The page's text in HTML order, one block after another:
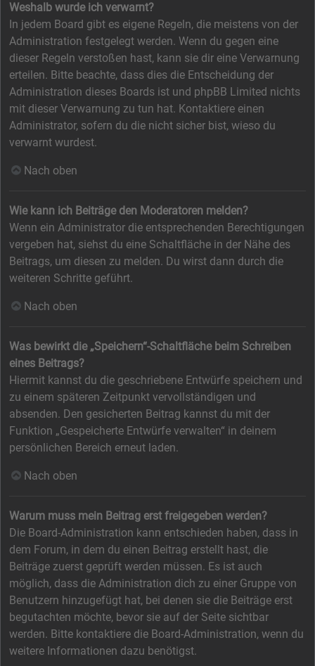
Weshalb wurde ich verwarnt?
In jedem Board gibt es eigene Regeln, die meistens von der
Administration festgelegt werden. Wenn du gegen eine
dieser Regeln verstoßen hast, kann sie dir eine Verwarnung
erteilen. Bitte beachte, dass dies die Entscheidung der
Administration dieses Boards ist und phpBB Limited nichts
mit dieser Verwarnung zu tun hat. Kontaktiere einen
Administrator, sofern du die nicht sicher bist, wieso du
verwarnt wurdest.
Nach oben
Wie kann ich Beiträge den Moderatoren melden?
Wenn ein Administrator die entsprechenden Berechtigungen
vergeben hat, siehst du eine Schaltfläche in der Nähe des
Beitrags, um diesen zu melden. Du wirst dann durch die
weiteren Schritte geführt.
Nach oben
Was bewirkt die „Speichern“-Schaltfläche beim Schreiben
eines Beitrags?
Hiermit kannst du die geschriebene Entwürfe speichern und
zu einem späteren Zeitpunkt vervollständigen und
absenden. Den gesicherten Beitrag kannst du mit der
Funktion „Gespeicherte Entwürfe verwalten“ in deinem
persönlichen Bereich erneut laden.
Nach oben
Warum muss mein Beitrag erst freigegeben werden?
Die Board-Administration kann entschieden haben, dass in
dem Forum, in dem du einen Beitrag erstellt hast, die
Beiträge zuerst geprüft werden müssen. Es ist auch
möglich, dass die Administration dich zu einer Gruppe von
Benutzern hinzugefügt hat, bei denen sie die Beiträge erst
begutachten möchte, bevor sie auf der Seite sichtbar
werden. Bitte kontaktiere die Board-Administration, wenn du
weitere Informationen dazu benötigst.